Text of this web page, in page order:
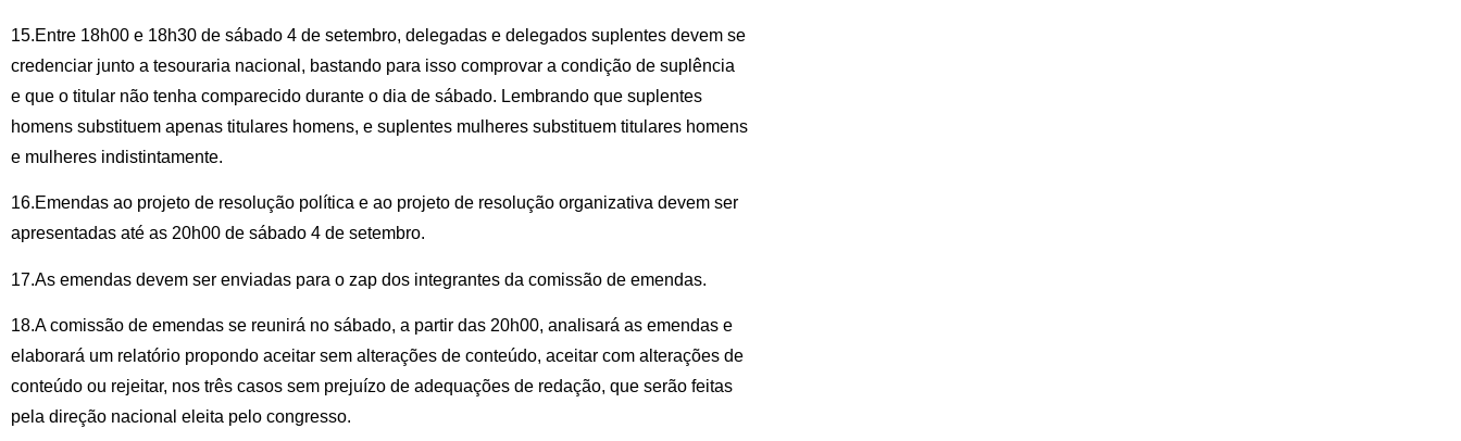
15.Entre 18h00 e 18h30 de sábado 4 de setembro, delegadas e delegados suplentes devem se
credenciar junto a tesouraria nacional, bastando para isso comprovar a condição de suplência
e que o titular não tenha comparecido durante o dia de sábado. Lembrando que suplentes
homens substituem apenas titulares homens, e suplentes mulheres substituem titulares homens
e mulheres indistintamente.
16.Emendas ao projeto de resolução política e ao projeto de resolução organizativa devem ser
apresentadas até as 20h00 de sábado 4 de setembro.
17.As emendas devem ser enviadas para o zap dos integrantes da comissão de emendas.
18.A comissão de emendas se reunirá no sábado, a partir das 20h00, analisará as emendas e
elaborará um relatório propondo aceitar sem alterações de conteúdo, aceitar com alterações de
conteúdo ou rejeitar, nos três casos sem prejuízo de adequações de redação, que serão feitas
pela direção nacional eleita pelo congresso.